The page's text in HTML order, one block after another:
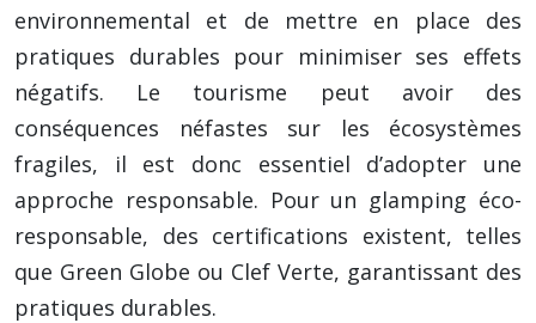
environnemental et de mettre en place des
pratiques durables pour minimiser ses effets
négatifs. Le tourisme peut avoir des
conséquences néfastes sur les écosystèmes
fragiles, il est donc essentiel d’adopter une
approche responsable. Pour un glamping éco-
responsable, des certifications existent, telles
que Green Globe ou Clef Verte, garantissant des
pratiques durables.